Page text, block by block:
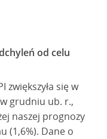
od celu
zwiększyła się w
grudniu ub. r.,
naszej prognozy
(1,6%). Dane o